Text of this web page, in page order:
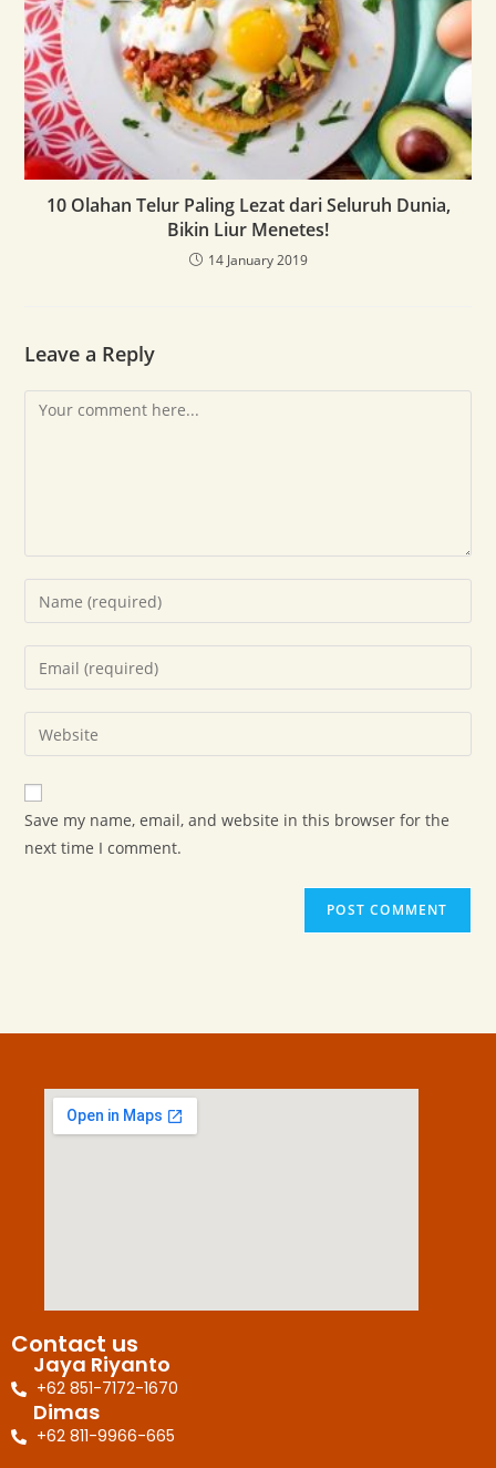
10 Olahan Telur Paling Lezat dari Seluruh Dunia,
Bikin Liur Menetes!
14 January 2019
Leave a Reply
Save my name, email, and website in this browser for the
next time I comment.
Contact us
Jaya Riyanto
+62 851-7172-1670
Dimas
+62 811-9966-665